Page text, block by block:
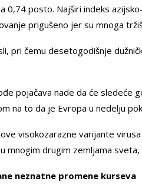
posto. Najširi indeks
prigušeno jer su mnoga
pri čemu desetogodišnje
pojačava nade da će sledeće
na to da je Evropa u nedelju
visokozarazne varijante
drugim zemljama sveta,
neznatne promene kurseva